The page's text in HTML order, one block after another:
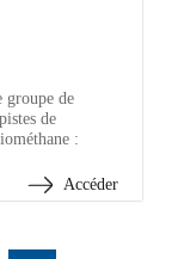
de
de
:
Accéder